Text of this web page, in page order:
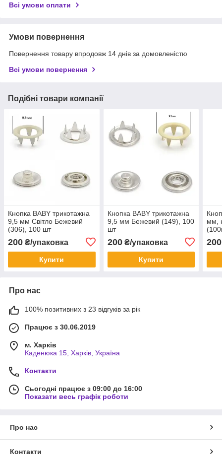
Всі умови оплати
Умови повернення
Повернення товару впродовж 14 днів за домовленістю
Всі умови повернення
Подібні товари компанії
Кнопка BABY трикотажна
9,5 мм Світло Бежевий
(306), 100 шт
200 ₴/упаковка
Купити
Кнопка BABY трикотажна
9,5 мм Бежевий (149), 100
шт
200₴/упаковка
Купити
мм,
200
Про нас
100% позитивних з 23 відгуків за рік
Працює з 30.06.2019
м. Харків
Каденюка 15, Харків, Україна
Контакти
Сьогодні працює з 09:00 до 16:00
Показати весь графік роботи
Про нас
Контакти